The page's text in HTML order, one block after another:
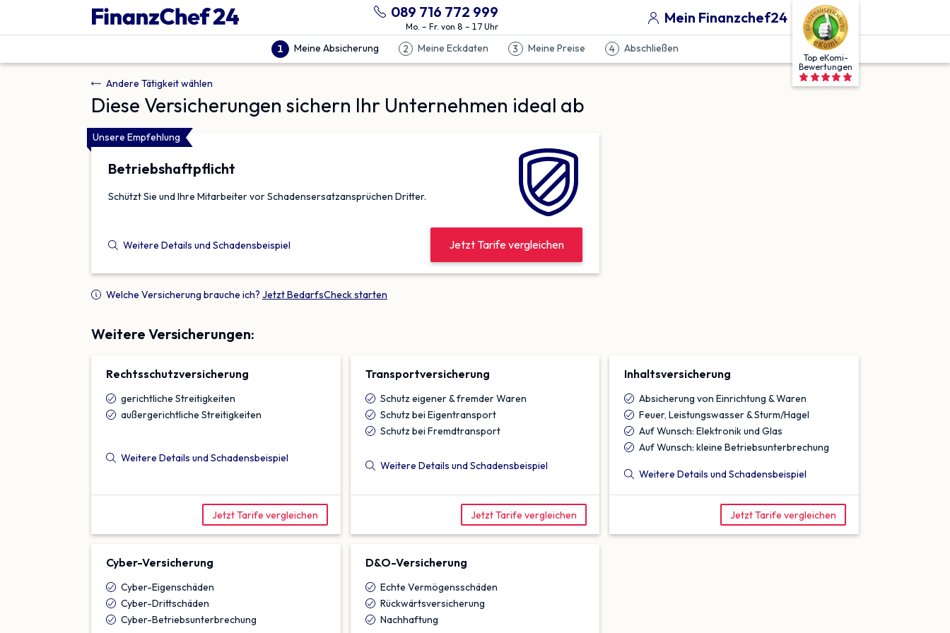
Top eKomi-
Bewertungen
089 716 772 999
Mo. – Fr. von 8 – 17 Uhr Mein Finanzchef24
1 Meine Absicherung 2 Meine Eckdaten 3 Meine Preise 4 Abschließen
Andere Tätigkeit wählen
Diese Versicherungen sichern Ihr Unternehmen ideal ab
Unsere Empfehlung
Betriebs­haftpflicht
Schützt Sie und Ihre Mitarbeiter vor Schadensersatz­ansprüchen Dritter.
Weitere Details und Schadensbeispiel Jetzt Tarife vergleichen
Welche Versicherung brauche ich? Jetzt BedarfsCheck starten
Weitere Versicherungen:
Rechtsschutz­versicherung
gerichtliche Streitigkeiten
außergerichtliche Streitigkeiten
Weitere Details und Schadensbeispiel
Jetzt Tarife vergleichen
Transport­versicherung
Schutz eigener & fremder Waren
Schutz bei Eigentransport
Schutz bei Fremdtransport
Weitere Details und Schadensbeispiel
Jetzt Tarife vergleichen
Inhalts­versicherung
Absicherung von Einrichtung & Waren
Feuer, Leistungswasser & Sturm/Hagel
Auf Wunsch: Elektronik und Glas
Auf Wunsch: kleine Betriebsunterbrechung
Weitere Details und Schadensbeispiel
Jetzt Tarife vergleichen
Cyber-Versicherung
Cyber-Eigenschäden
Cyber-Drittschäden
Cyber-Betriebsunterbrechung
D&O-Versicherung
Echte Vermögensschäden
Rückwärtsversicherung
Nachhaftung